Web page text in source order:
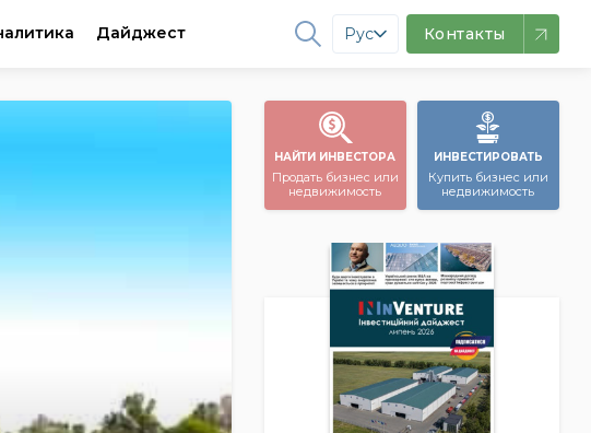
Дайджест Рус Контакты
НАЙТИ ИНВЕСТОРА
Продать бизнес или
недвижимость
ИНВЕСТИРОВАТЬ
Купить бизнес или
недвижимость